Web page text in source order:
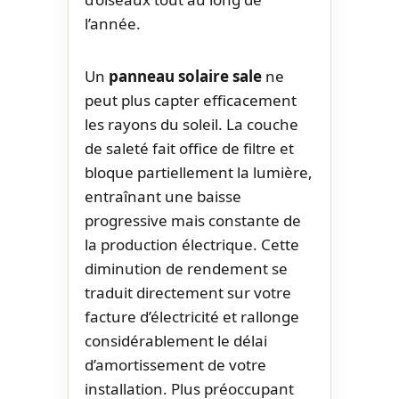
l’année.
Un panneau solaire sale ne
peut plus capter efficacement
les rayons du soleil. La couche
de saleté fait office de filtre et
bloque partiellement la lumière,
entraînant une baisse
progressive mais constante de
la production électrique. Cette
diminution de rendement se
traduit directement sur votre
facture d’électricité et rallonge
considérablement le délai
d’amortissement de votre
installation. Plus préoccupant